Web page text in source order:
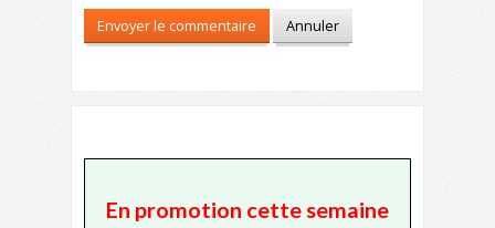
En promotion cette semaine